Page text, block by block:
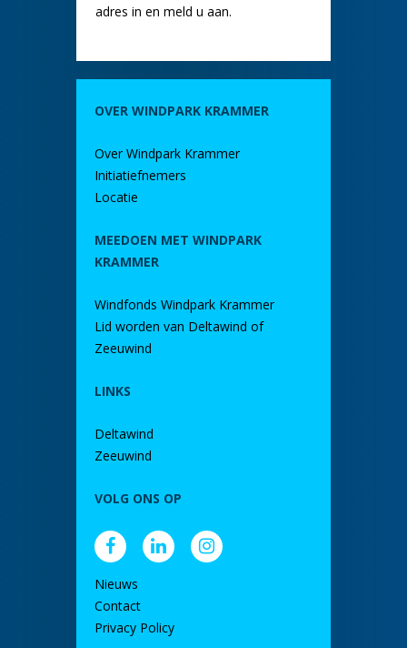
adres in en meld u aan.
OVER WINDPARK KRAMMER
Over Windpark Krammer
Initiatiefnemers
Locatie
MEEDOEN MET WINDPARK
KRAMMER
Windfonds Windpark Krammer
Lid worden van Deltawind of
Zeeuwind
LINKS
Deltawind
Zeeuwind
VOLG ONS OP
Nieuws
Contact
Privacy Policy